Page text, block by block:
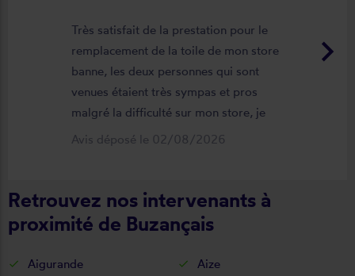
keyboard_arrow_right
Très satisfait de la prestation pour le
remplacement de la toile de mon store
banne, les deux personnes qui sont
venues étaient très sympas et pros
malgré la difficulté sur mon store, je
suis satisfait du résultat et du
de la pose je recommande ????
Avis déposé le 02/08/2026
Retrouvez nos intervenants à
proximité de Buzançais
Aigurande
Aize